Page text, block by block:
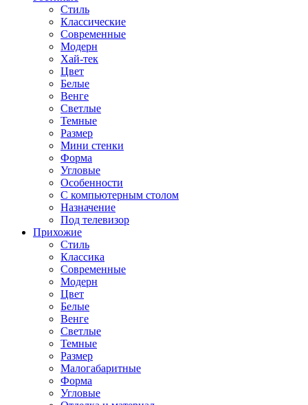
Стиль
Классические
Современные
Модерн
Хай-тек
Цвет
Белые
Венге
Светлые
Темные
Размер
Мини стенки
Форма
Угловые
Особенности
С компьютерным столом
Назначение
Под телевизор
Прихожие
Стиль
Классика
Современные
Модерн
Цвет
Белые
Венге
Светлые
Темные
Размер
Малогабаритные
Форма
Угловые